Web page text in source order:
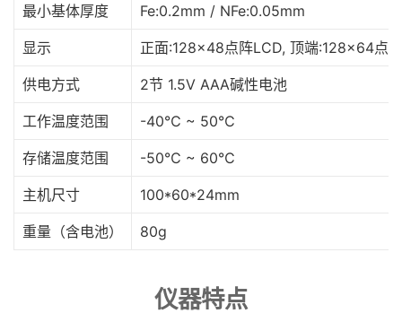
最小基体厚度 Fe:0.2mm / NFe:0.05mm
显示 正面:128×48点阵LCD, 顶端:128×64点
供电方式 2节 1.5V AAA碱性电池
工作温度范围 -40℃ ~ 50℃
存储温度范围 -50℃ ~ 60℃
主机尺寸 100*60*24mm
重量（含电池） 80g
仪器特点